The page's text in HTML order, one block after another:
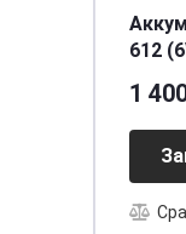
612
1